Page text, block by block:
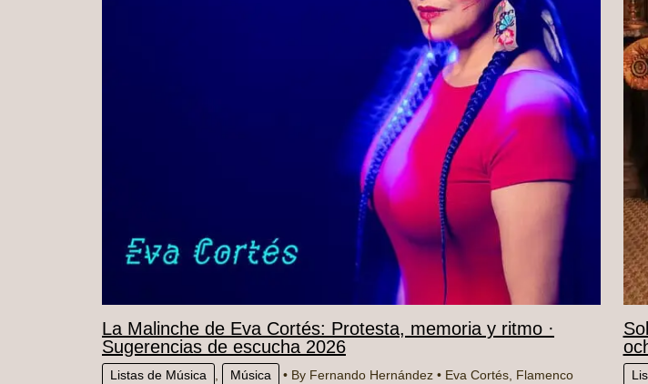
La Malinche de Eva Cortés: Protesta, memoria y ritmo ·
Sugerencias de escucha 2026
Listas de Música Música • By Fernando Hernández • Eva Cortés Flamenco